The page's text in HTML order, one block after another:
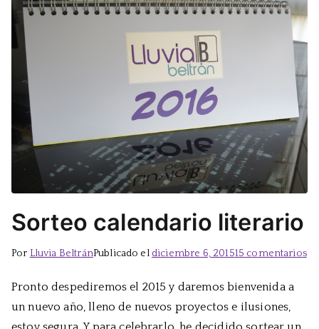
Sorteo calendario literario
Por Lluvia BeltránPublicado el diciembre 6, 201515 comentariosen
Pronto despediremos el 2015 y daremos bienvenida a
un nuevo año, lleno de nuevos proyectos e ilusiones,